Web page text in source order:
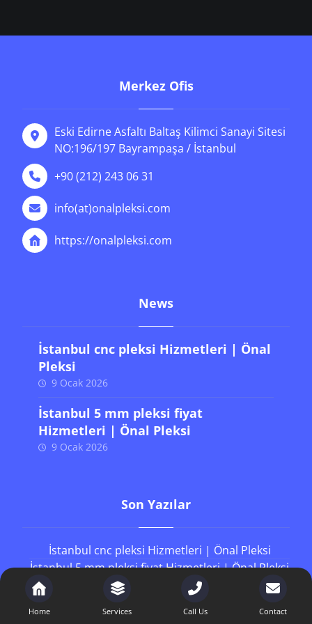
Merkez Ofis
Eski Edirne Asfaltı Baltaş Kilimci Sanayi Sitesi
NO:196/197 Bayrampaşa / İstanbul
+90 (212) 243 06 31
info(at)onalpleksi.com
https://onalpleksi.com
News
İstanbul cnc pleksi Hizmetleri | Önal
Pleksi
9 Ocak 2026
İstanbul 5 mm pleksi fiyat
Hizmetleri | Önal Pleksi
9 Ocak 2026
Son Yazılar
İstanbul cnc pleksi Hizmetleri | Önal Pleksi
İstanbul 5 mm pleksi fiyat Hizmetleri | Önal Pleksi
İstanbul pleksi gözlük standı Hizmetleri | Önal
İstanbul plexiglass metrekare fiyatları Hizmetleri
Home Services Call Us Contact